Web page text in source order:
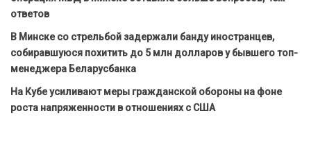
ответов
В Минске со стрельбой задержали банду иностранцев,
собиравшуюся похитить до 5 млн долларов у бывшего топ-
менеджера Беларусбанка
На Кубе усиливают меры гражданской обороны на фоне
роста напряженности в отношениях с США